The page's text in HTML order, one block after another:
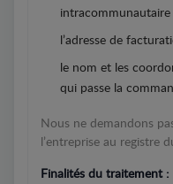
intracommunautaire
l’adresse de
le nom et les
qui passe la
Nous ne demandons
l’entreprise au registre
Finalités du traitement :